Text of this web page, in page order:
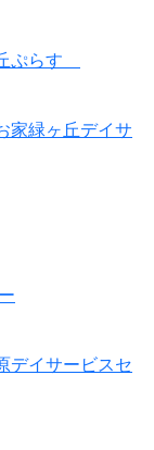
ぷらす
緑ヶ丘デイサ
デイサービスセ